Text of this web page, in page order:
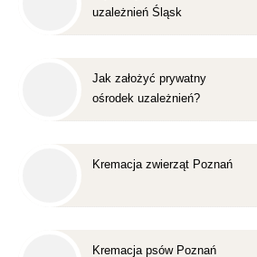
uzależnień Śląsk
Jak założyć prywatny
ośrodek uzależnień?
Kremacja zwierząt Poznań
Kremacja psów Poznań